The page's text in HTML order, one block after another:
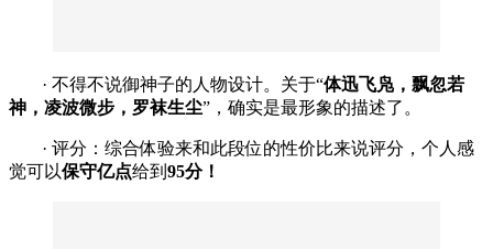
· 不得不说御神子的人物设计。关于“体迅飞凫，飘忽若
神，凌波微步，罗袜生尘”，确实是最形象的描述了。
· 评分：综合体验来和此段位的性价比来说评分，个人感
觉可以保守亿点给到 95分！